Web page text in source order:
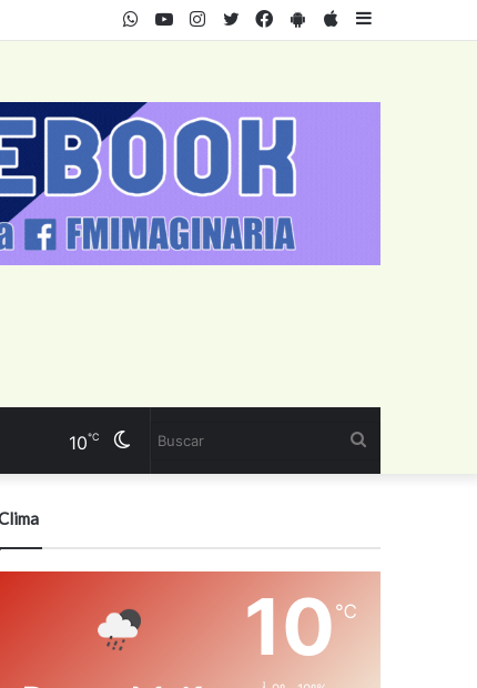
AppStore
PlayStore
Facebook
Twitter
Instagram
Youtube
WhatsApp
Cambiar
10℃
10 ℃